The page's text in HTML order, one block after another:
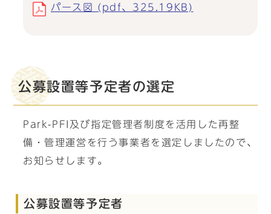
パース図 (pdf、325.19KB)
公募設置等予定者の選定
Park-PFI及び指定管理者制度を活用した再整
備・管理運営を行う事業者を選定しましたので、
お知らせします。
公募設置等予定者